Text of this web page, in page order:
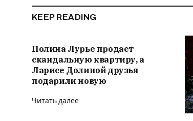
KEEP READING
Полина Лурье продает
скандальную квартиру, а
Ларисе Долиной друзья
подарили новую
Читать далее